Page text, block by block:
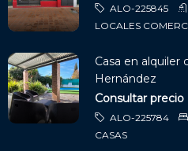
ALO-225845
LOCALES
Casa en alquiler
Hernández
Consultar precio
ALO-225784
CASAS